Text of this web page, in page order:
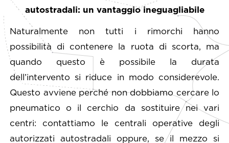
autostradali: un vantaggio ineguagliabile
Naturalmente non tutti i rimorchi hanno
possibilità di contenere la ruota di scorta, ma
quando questo è possibile la durata
dell’intervento si riduce in modo considerevole.
Questo avviene perché non dobbiamo cercare lo
pneumatico o il cerchio da sostituire nei vari
centri: contattiamo le centrali operative degli
autorizzati autostradali oppure, se il mezzo si